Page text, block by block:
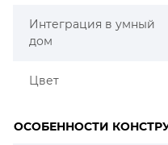
Интеграция в умный
дом
Цвет
ОСОБЕННОСТИ